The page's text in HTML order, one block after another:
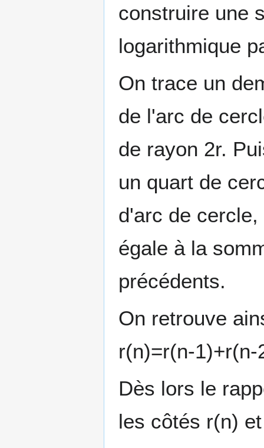
construire une
logarithmique
On trace un
de l'arc de
de rayon 2r.
un quart de
d'arc de
égale à la
précédents.
On retrouve
r(n)=r(n-1)+r(n-
Dès lors le
les côtés r(n)